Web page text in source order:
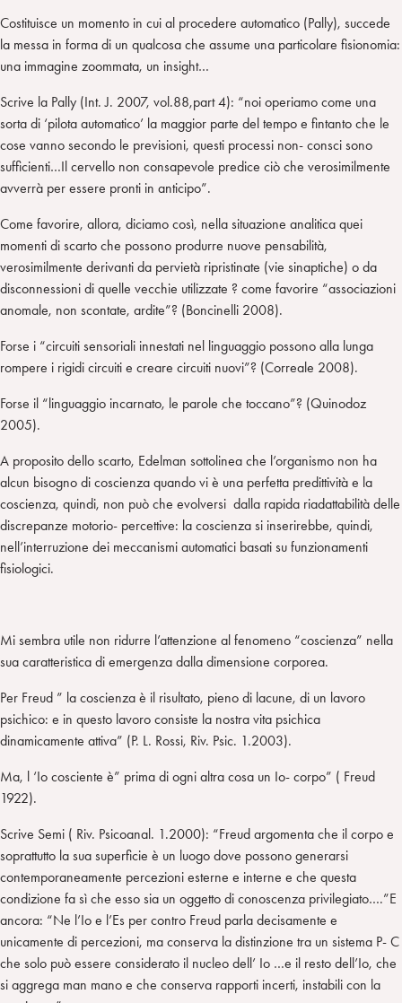
Costituisce un momento in cui al procedere automatico (Pally), succede
la messa in forma di un qualcosa che assume una particolare fisionomia:
una immagine zoommata, un insight…
Scrive la Pally (Int. J. 2007, vol.88,part 4): “noi operiamo come una
sorta di ‘pilota automatico’ la maggior parte del tempo e fintanto che le
cose vanno secondo le previsioni, questi processi non- consci sono
sufficienti…Il cervello non consapevole predice ciò che verosimilmente
avverrà per essere pronti in anticipo”.
Come favorire, allora, diciamo così, nella situazione analitica quei
momenti di scarto che possono produrre nuove pensabilità,
verosimilmente derivanti da pervietà ripristinate (vie sinaptiche) o da
disconnessioni di quelle vecchie utilizzate ? come favorire “associazioni
anomale, non scontate, ardite”? (Boncinelli 2008).
Forse i “circuiti sensoriali innestati nel linguaggio possono alla lunga
rompere i rigidi circuiti e creare circuiti nuovi”? (Correale 2008).
Forse il “linguaggio incarnato, le parole che toccano”? (Quinodoz
2005).
A proposito dello scarto, Edelman sottolinea che l’organismo non ha
alcun bisogno di coscienza quando vi è una perfetta predittività e la
coscienza, quindi, non può che evolversi dalla rapida riadattabilità delle
discrepanze motorio- percettive: la coscienza si inserirebbe, quindi,
nell’interruzione dei meccanismi automatici basati su funzionamenti
fisiologici.
Mi sembra utile non ridurre l’attenzione al fenomeno “coscienza” nella
sua caratteristica di emergenza dalla dimensione corporea.
Per Freud ” la coscienza è il risultato, pieno di lacune, di un lavoro
psichico: e in questo lavoro consiste la nostra vita psichica
dinamicamente attiva” (P. L. Rossi, Riv. Psic. 1.2003).
Ma, l ‘Io cosciente è” prima di ogni altra cosa un Io- corpo” ( Freud
1922).
Scrive Semi ( Riv. Psicoanal. 1.2000): “Freud argomenta che il corpo e
soprattutto la sua superficie è un luogo dove possono generarsi
contemporaneamente percezioni esterne e interne e che questa
condizione fa sì che esso sia un oggetto di conoscenza privilegiato….”E
ancora: “Ne l’Io e l’Es per contro Freud parla decisamente e
unicamente di percezioni, ma conserva la distinzione tra un sistema P- C
che solo può essere considerato il nucleo dell’ Io …e il resto dell’Io, che
si aggrega man mano e che conserva rapporti incerti, instabili con la